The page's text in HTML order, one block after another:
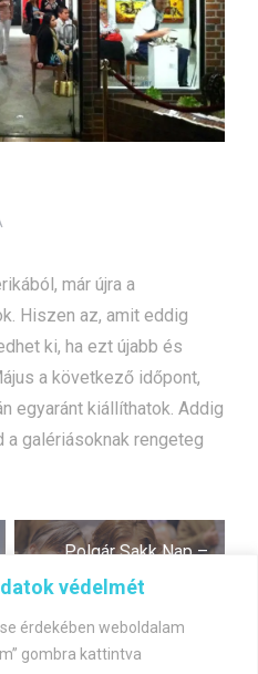
védelmét
érdekében weboldalam
gombra kattintva
már újra a
Hiszen az, amit eddig
ki, ha ezt újabb és
a következő időpont,
egyaránt kiállíthatok. Addig
a galériásoknak rengeteg
Polgár Sakk Nap –
november 17.-én